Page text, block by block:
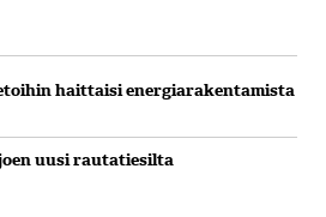
haittaisi energiarakentamista
uusi rautatiesilta